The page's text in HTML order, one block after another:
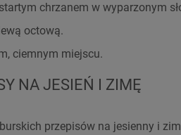
chrzanem w wyparzonym
octową.
ciemnym miejscu.
NA JESIEŃ I ZIMĘ
przepisów na jesienny i